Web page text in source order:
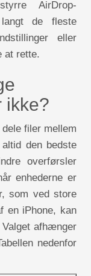
AirDrop-
de fleste
eller
at rette.
ikke?
filer mellem
den bedste
overførsler
enhederne er
som ved store
en iPhone, kan
afhænger
nedenfor